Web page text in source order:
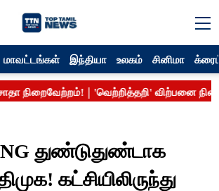
மாவட்டங்கள் இந்தியா உலகம் சினிமா
துண்டுதுண்டாக
கட்சியிலிருந்து